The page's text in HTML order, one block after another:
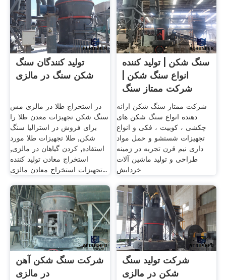
تولید کنندگان سنگ
شکن سنگ در مالزی
در استخراج طلا در مالزی مس
سنگ شکن تجهیزات معدن طلا را
برای فروش در استرالیا سنگ
شکن, طلا تجهیزات طلا مورد
استفاده, کردن گیاهان در مالزی,
استخراج معادن تولید کننده
تجهیزات استخراج معادن مالزی...
سنگ شکن | تولید کننده
انواع سنگ شکن |
شرکت ممتاز سنگ
شکن
شرکت ممتاز سنگ شکن ارائه
دهنده انواع سنگ شکن های
چکشی ، کوبیت ، فکی و انواع
تجهیزات شستشو و حمل مواد
داری نيم قرن تجربه در زمينه
طراحی و توليد ماشين آلات
خردايش
شرکت سنگ شکن آهن
در مالزی
شرکت تولید سنگ
شکن در مالزی